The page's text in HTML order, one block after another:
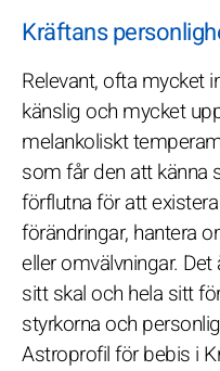
Kräftans
Relevant, ofta mycket
känslig och mycket
melankoliskt
som får den att känna
förflutna för att
förändringar, hantera
eller omvälvningar.
sitt skal och hela sitt
styrkorna och
Astroprofil för bebis i